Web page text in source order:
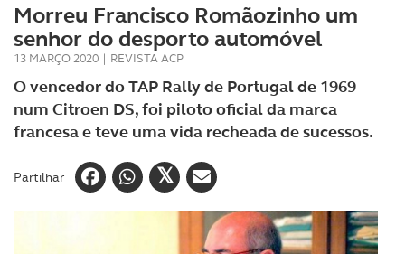
Morreu Francisco Romãozinho um
senhor do desporto automóvel
13 MARÇO 2020 | REVISTA ACP
O vencedor do TAP Rally de Portugal de 1969
num Citroen DS, foi piloto oficial da marca
francesa e teve uma vida recheada de sucessos.
Partilhar